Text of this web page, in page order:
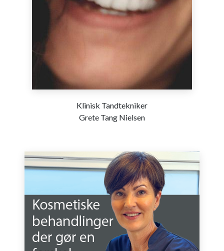
Klinisk Tandtekniker
Grete Tang Nielsen